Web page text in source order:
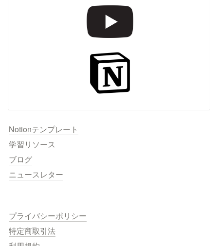
Notionテンプレート
学習リソース
ブログ
ニュースレター
プライバシーポリシー
特定商取引法